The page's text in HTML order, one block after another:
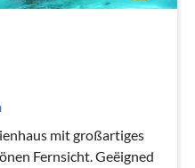
mit großartiges
Geëigned